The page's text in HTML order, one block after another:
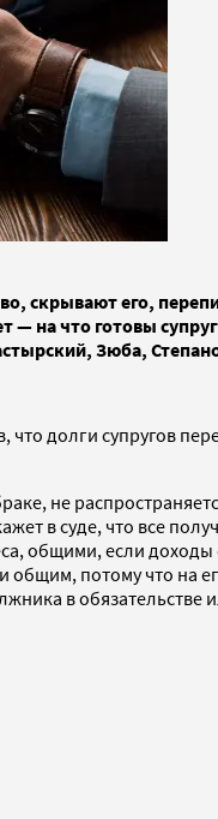
скрывают его,
на что готовы
Зюба,
что долги супругов
не
в суде, что все
общими, если
потому что
в